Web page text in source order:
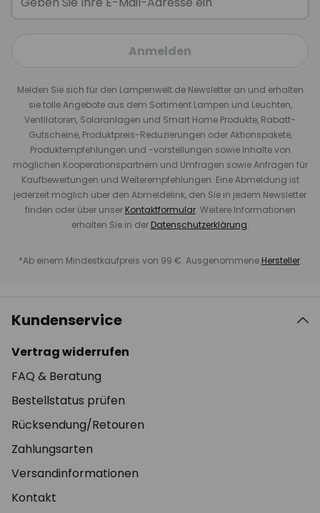
Anmelden
Melden Sie sich für den Lampenwelt.de Newsletter an und erhalten
sie tolle Angebote aus dem Sortiment Lampen und Leuchten,
Ventilatoren, Solaranlagen und Smart Home Produkte, Rabatt-
Gutscheine, Produktpreis-Reduzierungen oder Aktionspakete,
Produktempfehlungen und -vorstellungen sowie Inhalte von
möglichen Kooperationspartnern und Umfragen sowie Anfragen für
Kaufbewertungen und Weiterempfehlungen. Eine Abmeldung ist
jederzeit möglich über den Abmeldelink, den Sie in jedem Newsletter
finden oder über unser Kontaktformular. Weitere Informationen
erhalten Sie in der Datenschutzerklärung.
*Ab einem Mindestkaufpreis von 99 €. Ausgenommene Hersteller.
Kundenservice
Vertrag widerrufen
FAQ & Beratung
Bestellstatus prüfen
Rücksendung/Retouren
Zahlungsarten
Versandinformationen
Kontakt